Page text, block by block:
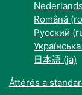
Română
Русский
日本語 ‎(ja)‎
Áttérés a